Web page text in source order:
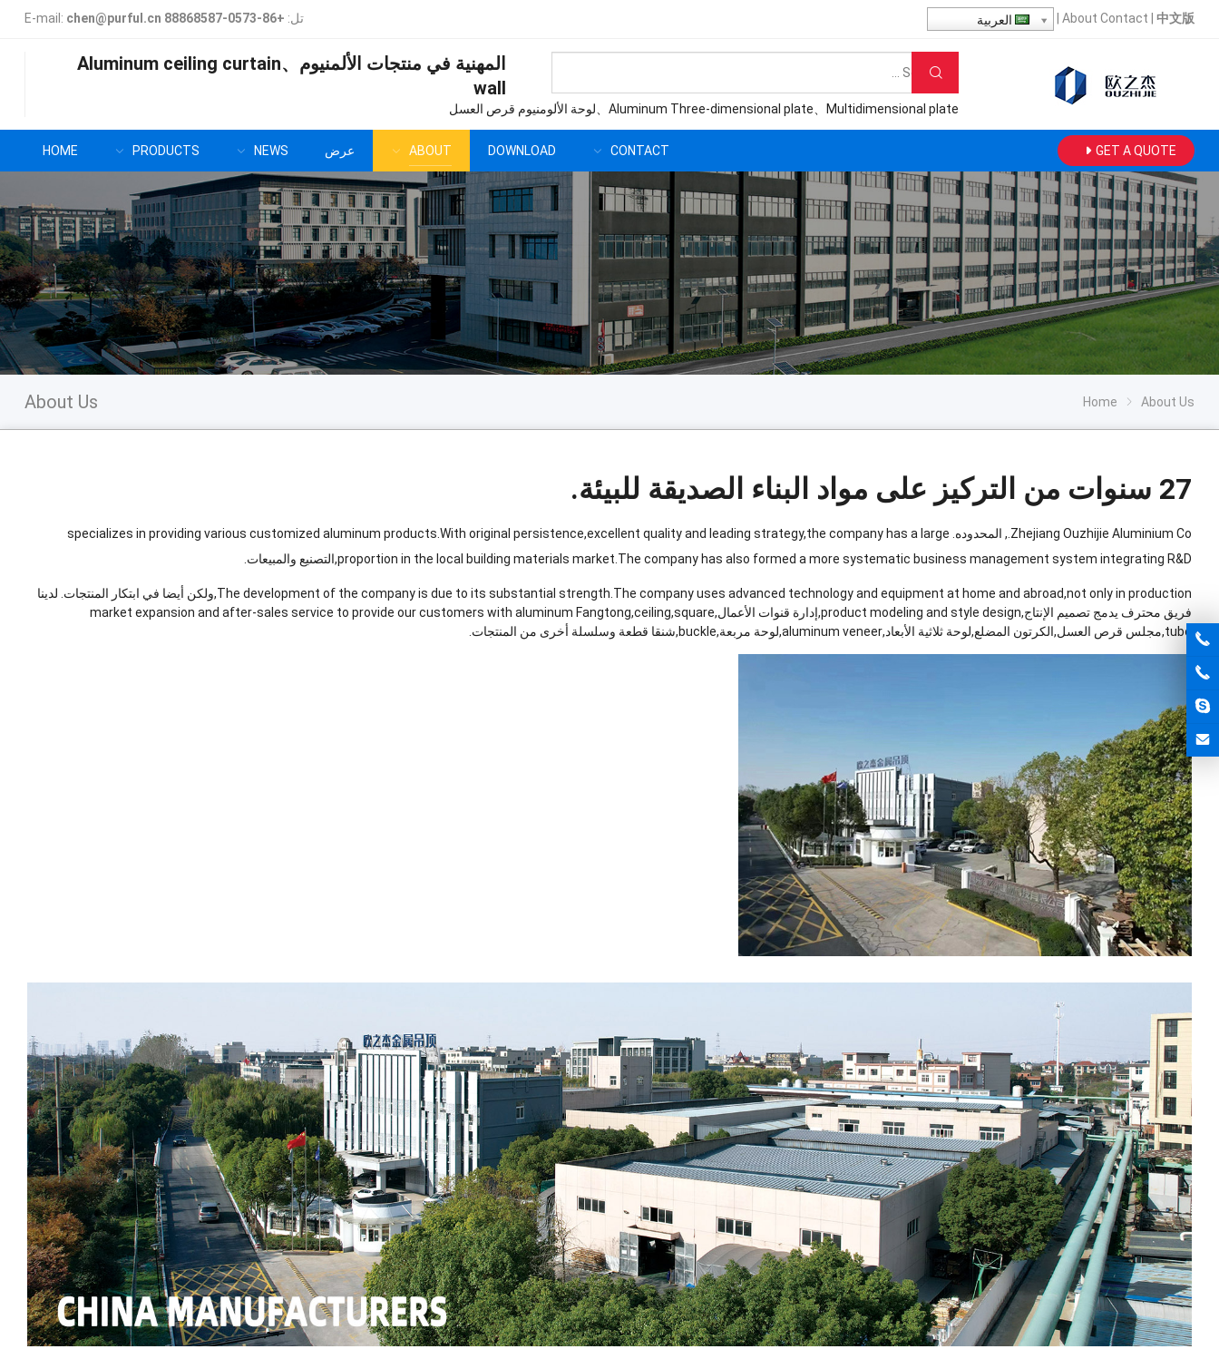
تل: +86-0573-88868587
E-mail : chen@purful.cn About Contact |中文版
| العربية
المهنية في منتجات الألمنيوم、Aluminum ceiling curtain
wall
Aluminum Three-dimensional plate Multidimensional plate 、لوحة الألومنيوم قرص العسل
HOME PRODUCTS NEWS عرض ABOUT DOWNLOAD CONTACT GET A QUOTE
About Us Home About Us
27 سنوات من التركيز على مواد البناء الصديقة للبيئة.
Zhejiang Ouzhijie Aluminium Co. , المحدوده. specializes in providing various customized aluminum products.With original persistence,excellent quality and leading strategy,the company has a large
proportion in the local building materials market.The company has also formed a more systematic business management system integrating R&D,التصنيع والمبيعات.
The development of the company is due to its substantial strength.The company uses advanced technology and equipment at home and abroad,not only in production
,ولكن أيضا في ابتكار المنتجات. لدينا
فريق محترف يدمج تصميم الإنتاج,product modeling and style design,إدارة قنوات الأعمال, market expansion and after-sales service to provide our customers with aluminum Fangtong,ceiling,square
tube,مجلس قرص العسل,الكرتون المضلع,لوحة ثلاثية الأبعاد,aluminum veneer,لوحة مربعة,buckle,شنقا قطعة وسلسلة أخرى من المنتجات.